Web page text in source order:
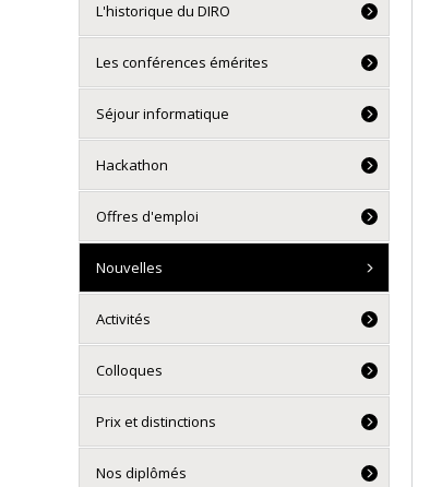
L'historique du DIRO
Les conférences émérites
Séjour informatique
Hackathon
Offres d'emploi
Nouvelles
Activités
Colloques
Prix et distinctions
Nos diplômés